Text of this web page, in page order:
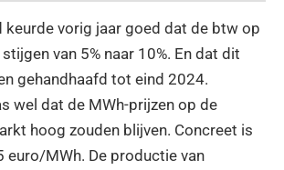
keurde vorig jaar goed dat de btw op
van 5% naar 10%. En dat dit
gehandhaafd tot eind 2024.
wel dat de MWh-prijzen op de
hoog zouden blijven. Concreet is
euro/MWh. De productie van